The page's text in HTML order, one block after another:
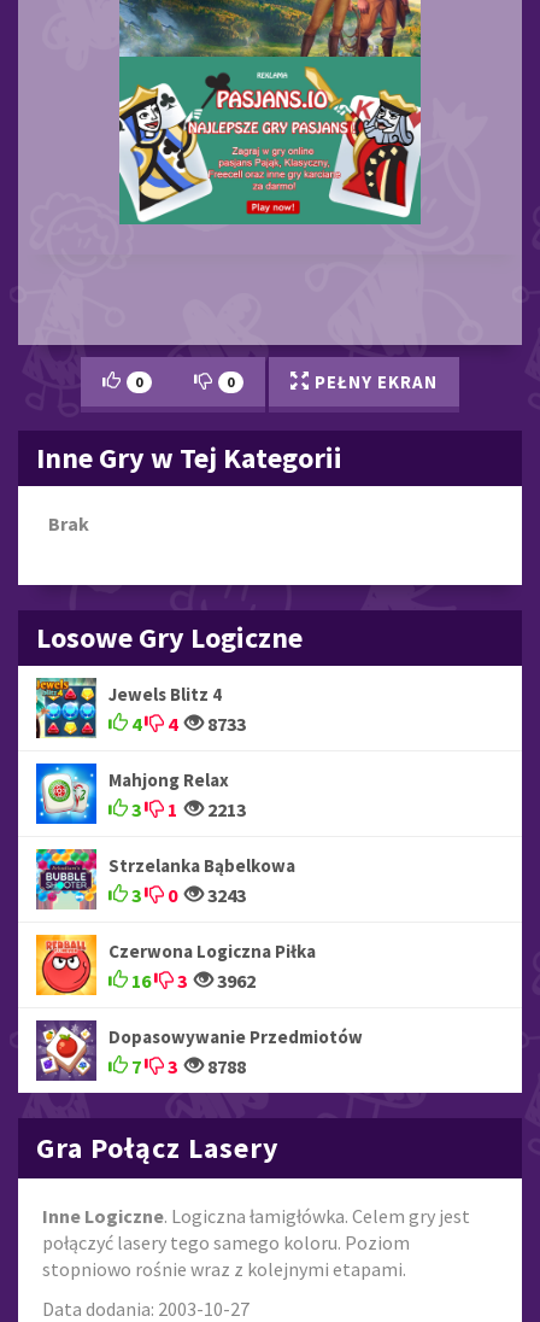
0 0 PEŁNY EKRAN
Inne Gry w Tej Kategorii
Brak
Losowe Gry Logiczne
Jewels Blitz 4
4 4 8733
Mahjong Relax
3 1 2213
Strzelanka Bąbelkowa
3 0 3243
Czerwona Logiczna Piłka
16 3 3962
Dopasowywanie Przedmiotów
7 3 8788
Gra Połącz Lasery
Inne Logiczne. Logiczna łamigłówka. Celem gry jest
połączyć lasery tego samego koloru. Poziom
stopniowo rośnie wraz z kolejnymi etapami.
Data dodania: 2003-10-27